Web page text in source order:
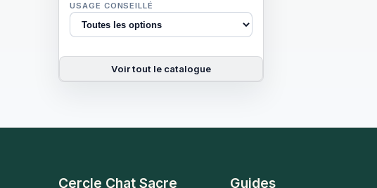
USAGE CONSEILLÉ
Voir tout le catalogue
Cercle Chat Sacre Guides